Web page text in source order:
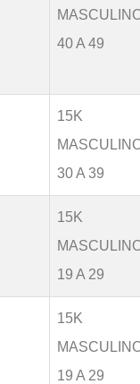
40 A 49
15K
30 A 39
15K
19 A 29
15K
19 A 29